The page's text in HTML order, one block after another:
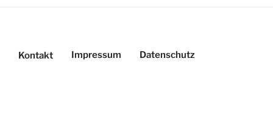
Kontakt Impressum Datenschutz